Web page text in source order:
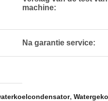
machine:
Na garantie service:
,